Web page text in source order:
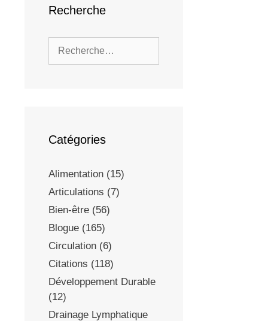
Recherche
Catégories
Alimentation (15)
Articulations (7)
Bien-être (56)
Blogue (165)
Circulation (6)
Citations (118)
Développement Durable
(12)
Drainage Lymphatique